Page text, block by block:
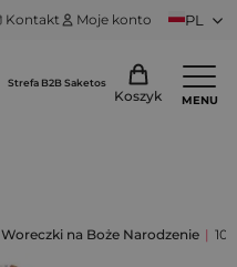
Kontakt Moje konto PL
Strefa B2B Saketos
Koszyk MENU
Woreczki na Boże Narodzenie | 10